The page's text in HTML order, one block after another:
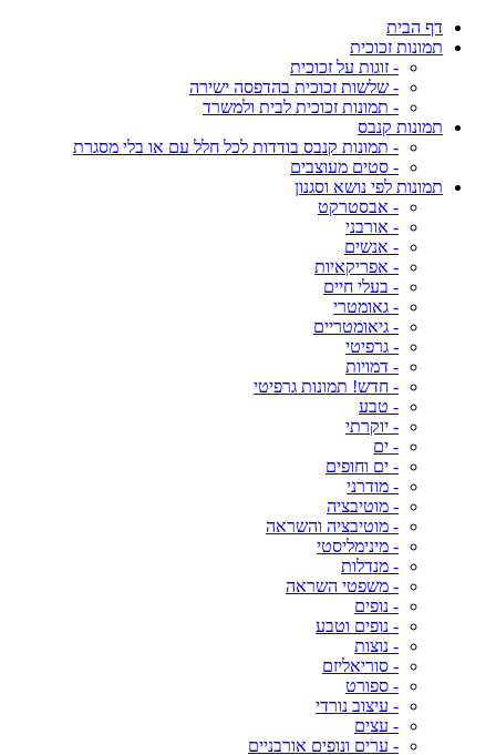
דף הבית
תמונות זכוכית
- זוגות על זכוכית
- שלשות זכוכית בהדפסה ישירה
- תמונות זכוכית לבית ולמשרד
תמונות קנבס
- תמונות קנבס בודדות לכל חלל עם או בלי מסגרת
- סטים מעוצבים
תמונות לפי נושא וסגנון
- אבסטרקט
- אורבני
- אנשים
- אפריקאיות
- בעלי חיים
- גאומטרי
- גיאומטריים
- גרפיטי
- דמויות
- חדש! תמונות גרפיטי
- טבע
- יוקרתי
- ים
- ים וחופים
- מודרני
- מוטיבציה
- מוטיבציה והשראה
- מינימליסטי
- מנדלות
- משפטי השראה
- נופים
- נופים וטבע
- נוצות
- סוריאליזם
- ספורט
- עיצוב נורדי
- עצים
- ערים ונופים אורבניים